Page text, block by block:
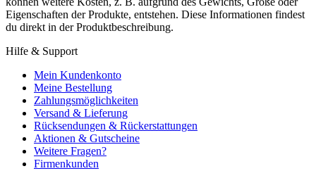
Eigenschaften der Produkte, entstehen. Diese Informationen findest
du direkt in der Produktbeschreibung.
Hilfe & Support
Mein Kundenkonto
Meine Bestellung
Zahlungsmöglichkeiten
Versand & Lieferung
Rücksendungen & Rückerstattungen
Aktionen & Gutscheine
Weitere Fragen?
Firmenkunden